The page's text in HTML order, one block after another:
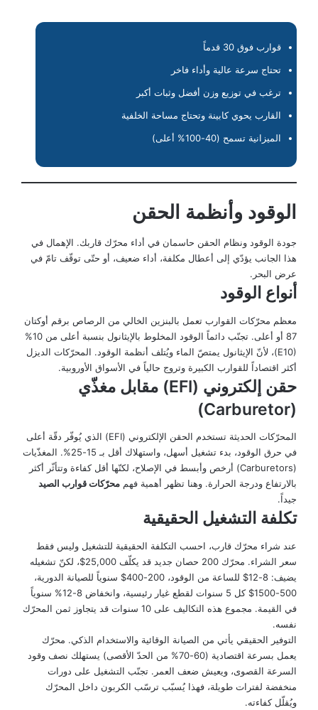
قوارب فوق 30 قدماً
تحتاج سرعة عالية وأداء فاخر
ترغب في توزيع وزن أفضل وثبات أكبر
القارب يحوي كابينة وتحتاج مساحة الخلفية
الميزانية تسمح (40-100% أعلى)
الوقود وأنظمة الحقن
جودة الوقود ونظام الحقن حاسمان في أداء محرّك قاربك. الإهمال في
هذا الجانب يؤدّي إلى أعطال مكلفة، أداء ضعيف، أو حتّى توقّف تامّ في
عرض البحر.
أنواع الوقود
معظم محرّكات القوارب تعمل بالبنزين الخالي من الرصاص برقم أوكتان
87 أو أعلى. تجنّب دائماً الوقود المخلوط بالإيثانول بنسبة أعلى من 10%
(E10)، لأنّ الإيثانول يمتصّ الماء ويُتلف أنظمة الوقود. المحرّكات الديزل
أكثر اقتصاداً للقوارب الكبيرة وتروج حالياً في الأسواق الأوروبية.
حقن إلكتروني (EFI) مقابل مغذّي
(Carburetor)
المحرّكات الحديثة تستخدم الحقن الإلكتروني (EFI) الذي يُوفّر دقّة أعلى
في حرق الوقود، بدء تشغيل أسهل، واستهلاك أقل بـ 15-25%. المغذّيات
(Carburetors) أرخص وأبسط في الإصلاح، لكنّها أقل كفاءة وتتأثّر أكثر
بالارتفاع ودرجة الحرارة. وهنا تظهر أهمية فهم محرّكات قوارب الصيد
جيداً.
تكلفة التشغيل الحقيقية
عند شراء محرّك قارب، احسب التكلفة الحقيقية للتشغيل وليس فقط
سعر الشراء. محرّك 200 حصان جديد قد يكلّف 25,000$، لكنّ تشغيله
يضيف: 8-12$ للساعة من الوقود، 200-400$ سنوياً للصيانة الدورية،
500-1500$ كل 5 سنوات لقطع غيار رئيسية، وانخفاض 8-12% سنوياً
في القيمة. مجموع هذه التكاليف على 10 سنوات قد يتجاوز ثمن المحرّك
نفسه.
التوفير الحقيقي يأتي من الصيانة الوقائية والاستخدام الذكي. محرّك
يعمل بسرعة اقتصادية (60-70% من الحدّ الأقصى) يستهلك نصف وقود
السرعة القصوى، ويعيش ضعف العمر. تجنّب التشغيل على دورات
منخفضة لفترات طويلة، فهذا يُسبّب ترسّب الكربون داخل المحرّك
ويُقلّل كفاءته.